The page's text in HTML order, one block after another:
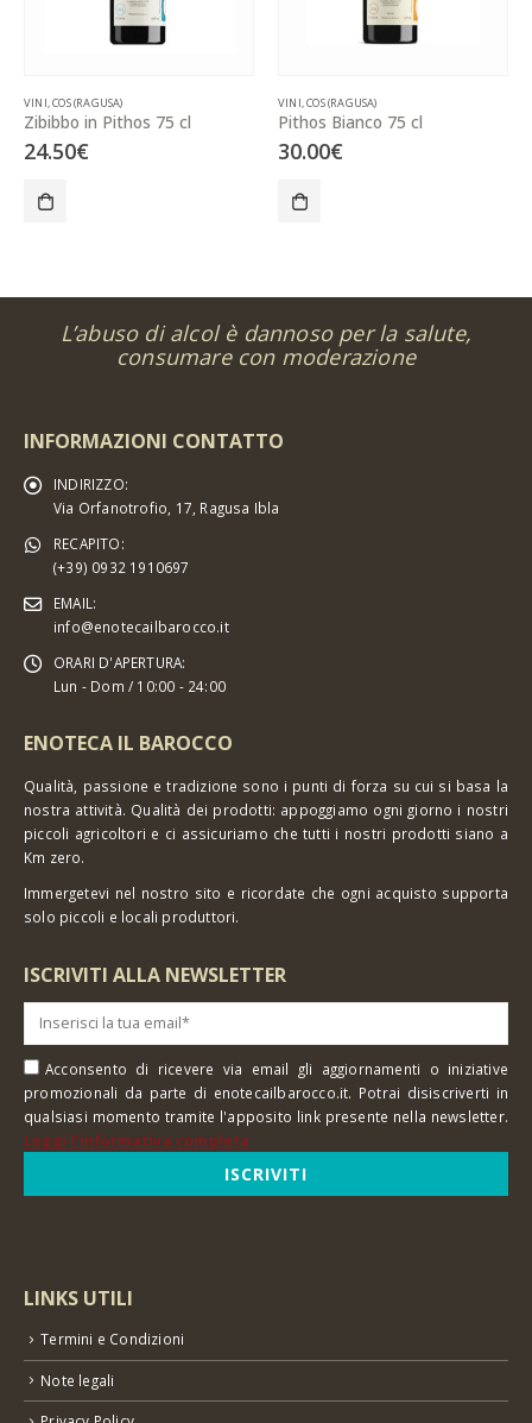
VINI,COS (RAGUSA)
Zibibbo in Pithos 75 cl
24.50€
VINI,COS (RAGUSA)
Pithos Bianco 75 cl
30.00€
L’abuso di alcol è dannoso per la salute,
consumare con moderazione
INFORMAZIONI CONTATTO
INDIRIZZO:
Via Orfanotrofio, 17, Ragusa Ibla
RECAPITO:
(+39) 0932 1910697
EMAIL:
info@enotecailbarocco.it
ORARI D'APERTURA:
Lun - Dom / 10:00 - 24:00
ENOTECA IL BAROCCO
Qualità, passione e tradizione sono i punti di forza su cui si basa la
nostra attività. Qualità dei prodotti: appoggiamo ogni giorno i nostri
piccoli agricoltori e ci assicuriamo che tutti i nostri prodotti siano a
Km zero.
Immergetevi nel nostro sito e ricordate che ogni acquisto supporta
solo piccoli e locali produttori.
ISCRIVITI ALLA NEWSLETTER
Acconsento di ricevere via email gli aggiornamenti o iniziative
promozionali da parte di enotecailbarocco.it. Potrai disiscriverti in
qualsiasi momento tramite l'apposito link presente nella newsletter.
Leggi l'informativa completa
LINKS UTILI
Termini e Condizioni
Note legali